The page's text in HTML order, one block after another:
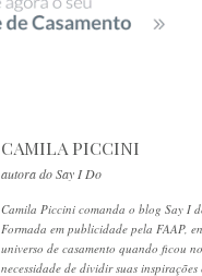
CAMILA PICCINI
autora do Say I Do
Camila Piccini comanda o blog Say I
Formada em publicidade pela FAAP,
universo de casamento quando ficou
necessidade de dividir suas inspirações